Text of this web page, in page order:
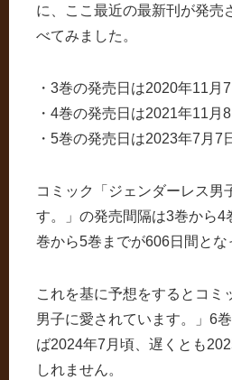
に、ここ最近の最新刊が発売
べてみました。
・3巻の発売日は2020年11月7
・4巻の発売日は2021年11月8
・5巻の発売日は2023年7月7
コミック「ジェンダーレス男
す。」の発売間隔は3巻から4
巻から5巻までが606日間とな
これを基に予想をするとコミ
男子に愛されています。」6
ば2024年7月頃、遅くとも
しれません。